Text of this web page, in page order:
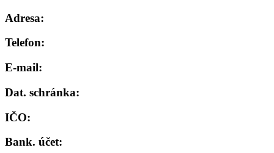
Adresa:
Telefon:
E-mail:
Dat. schránka:
IČO:
Bank. účet: